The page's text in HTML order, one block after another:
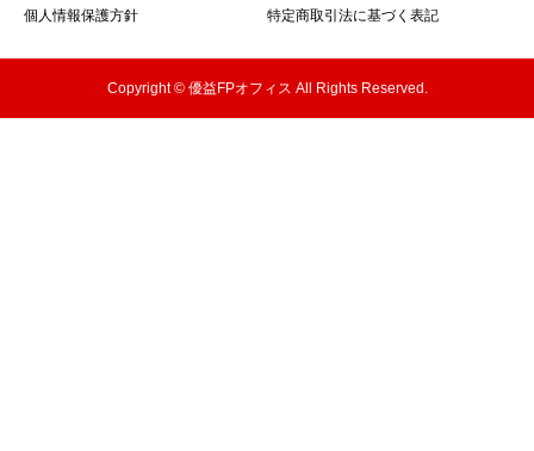
個人情報保護方針 特定商取引法に基づく表記
Copyright © 優益FPオフィス All Rights Reserved.